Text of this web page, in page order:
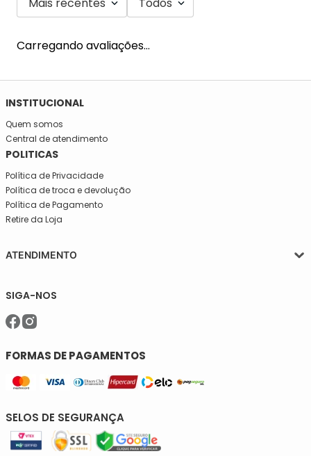
Mais recentes Todos
Carregando avaliações…
SE INSCREVA NA NOSSA NEWSLETTER!
Fique por dentro e seja informado em primeira mão de todas
as novidades da Mega São José!
INSTITUCIONAL
Central de atendimento
Política de Privacidade
Política de troca e devolução
Política de Pagamento
ATENDIMENTO
Sexta, das 08:30 às 16h30.
Telefone: (11)5627-7800
SIGA-NOS